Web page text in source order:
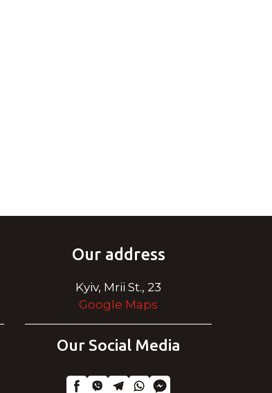
Our address
Kyiv, Mrii St., 23
Google Maps
Our Social Media